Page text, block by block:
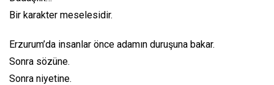
Bir karakter meselesidir.
Erzurum’da insanlar önce adamın duruşuna bakar.
Sonra sözüne.
Sonra niyetine.